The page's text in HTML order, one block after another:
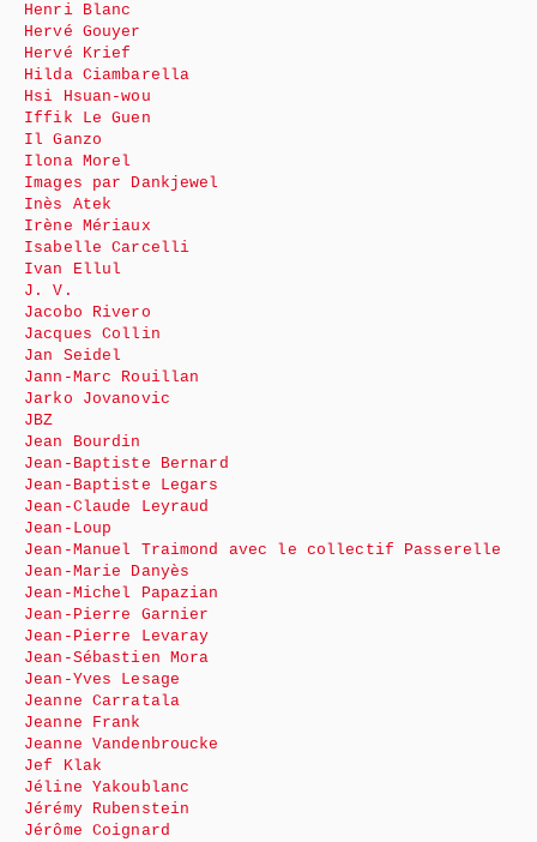
Henri Blanc
Hervé Gouyer
Hervé Krief
Hilda Ciambarella
Hsi Hsuan-wou
Iffik Le Guen
Il Ganzo
Ilona Morel
Images par Dankjewel
Inès Atek
Irène Mériaux
Isabelle Carcelli
Ivan Ellul
J. V.
Jacobo Rivero
Jacques Collin
Jan Seidel
Jann-Marc Rouillan
Jarko Jovanovic
JBZ
Jean Bourdin
Jean-Baptiste Bernard
Jean-Baptiste Legars
Jean-Claude Leyraud
Jean-Loup
Jean-Manuel Traimond avec le collectif Passerelle
Jean-Marie Danyès
Jean-Michel Papazian
Jean-Pierre Garnier
Jean-Pierre Levaray
Jean-Sébastien Mora
Jean-Yves Lesage
Jeanne Carratala
Jeanne Frank
Jeanne Vandenbroucke
Jef Klak
Jéline Yakoublanc
Jérémy Rubenstein
Jérôme Coignard